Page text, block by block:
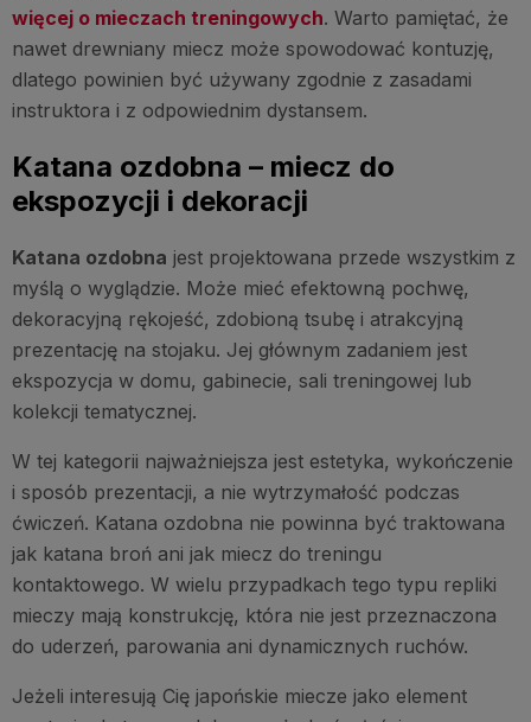
więcej o mieczach treningowych. Warto pamiętać, że
nawet drewniany miecz może spowodować kontuzję,
dlatego powinien być używany zgodnie z zasadami
instruktora i z odpowiednim dystansem.
Katana ozdobna – miecz do
ekspozycji i dekoracji
Katana ozdobna jest projektowana przede wszystkim z
myślą o wyglądzie. Może mieć efektowną pochwę,
dekoracyjną rękojeść, zdobioną tsubę i atrakcyjną
prezentację na stojaku. Jej głównym zadaniem jest
ekspozycja w domu, gabinecie, sali treningowej lub
kolekcji tematycznej.
W tej kategorii najważniejsza jest estetyka, wykończenie
i sposób prezentacji, a nie wytrzymałość podczas
ćwiczeń. Katana ozdobna nie powinna być traktowana
jak katana broń ani jak miecz do treningu
kontaktowego. W wielu przypadkach tego typu repliki
mieczy mają konstrukcję, która nie jest przeznaczona
do uderzeń, parowania ani dynamicznych ruchów.
Jeżeli interesują Cię japońskie miecze jako element